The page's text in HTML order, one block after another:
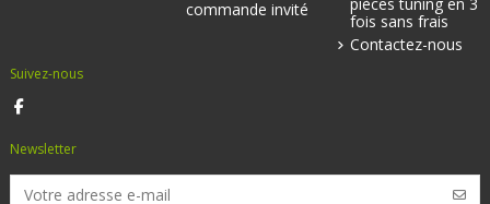
commande invité
fois sans frais
Contactez-nous
Suivez-nous
Newsletter